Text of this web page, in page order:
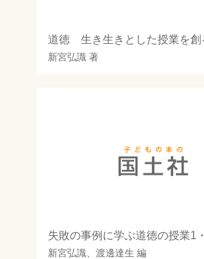
道徳 生き生きとした授業を創
新宮弘識 著
失敗の事例に学ぶ道徳の授業1
新宮弘識 渡邊達生 編